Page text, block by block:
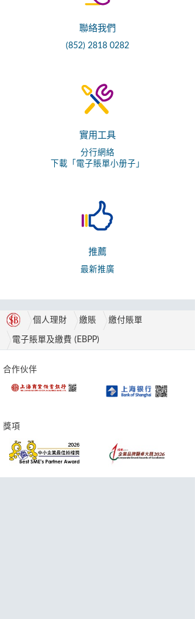
聯絡我們
(852) 2818 0282
實用工具
分行網絡
下載「電子賬單小册子」
推薦
最新推廣
個人理財 繳賬 繳付賬單
電子賬單及繳費 (EBPP)
合作伙伴
獎項